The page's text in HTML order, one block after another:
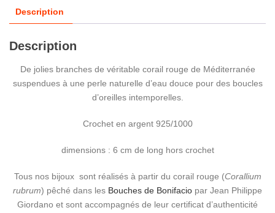
Description
Description
De jolies branches de véritable corail rouge de Méditerranée
suspendues à une perle naturelle d’eau douce pour des boucles
d’oreilles intemporelles.
Crochet en argent 925/1000
dimensions : 6 cm de long hors crochet
Tous nos bijoux sont réalisés à partir du corail rouge (Corallium
rubrum) pêché dans les Bouches de Bonifacio par Jean Philippe
Giordano et sont accompagnés de leur certificat d’authenticité